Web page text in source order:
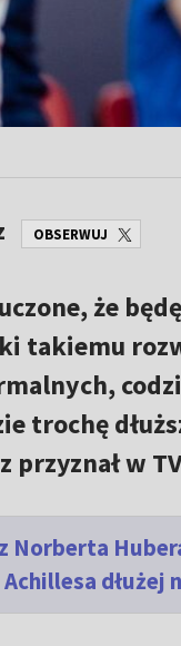
OBSERWUJ
że
takiemu
trochę
przyznał w
Norberta
dłużej